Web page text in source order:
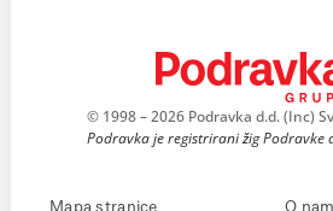
© 1998 – 2026 Podravka d.d. (Inc)
Podravka je registrirani žig Podravke
Mapa stranice O